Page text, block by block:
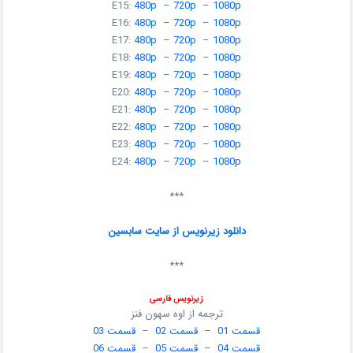
E15:480p – 720p – 1080p
E16:480p – 720p – 1080p
E17:480p – 720p – 1080p
E18:480p – 720p – 1080p
E19:480p – 720p – 1080p
E20:480p – 720p – 1080p
E21:480p – 720p – 1080p
E22:480p – 720p – 1080p
E23:480p – 720p – 1080p
E24:480p – 720p – 1080p
***
دانلود زیرنویس از سایت سابسین
***
زیرنویس فارسی
ترجمه از اوه سهون فنز
قسمت 01
– قسمت 02 – قسمت 03
قسمت 04
– قسمت 05 – قسمت 06